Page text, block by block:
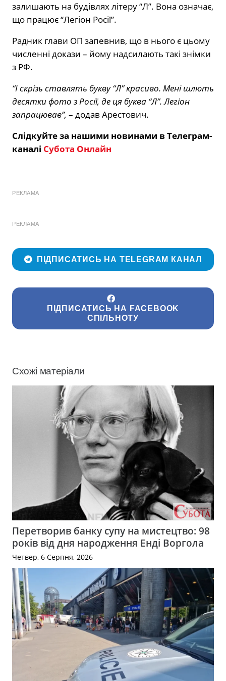
залишають на будівлях літеру “Л”. Вона означає,
що працює “Легіон Росії”.
Радник глави ОП запевнив, що в нього є цьому
численні докази – йому надсилають такі знімки
з РФ.
“І скрізь ставлять букву “Л” красиво. Мені шлють
десятки фото з Росії, де ця буква “Л”. Легіон
запрацював”, – додав Арестович.
Слідкуйте за нашими новинами в Телеграм-
каналі Субота Онлайн
РЕКЛАМА
РЕКЛАМА
ПІДПИСАТИСЬ НА TELEGRAM КАНАЛ
ПІДПИСАТИСЬ НА FACEBOOK
СПІЛЬНОТУ
Схожі матеріали
Перетворив банку супу на мистецтво: 98
років від дня народження Енді Воргола
Четвер, 6 Серпня, 2026